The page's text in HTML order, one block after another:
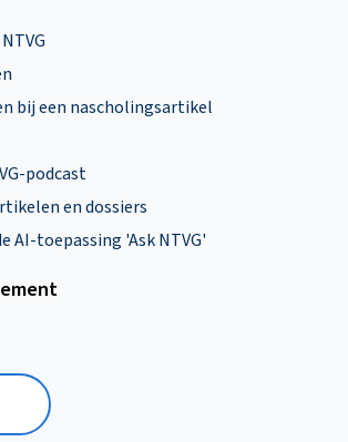
bij een nascholingsartikel
podcast
en dossiers
AI-toepassing 'Ask NTVG'